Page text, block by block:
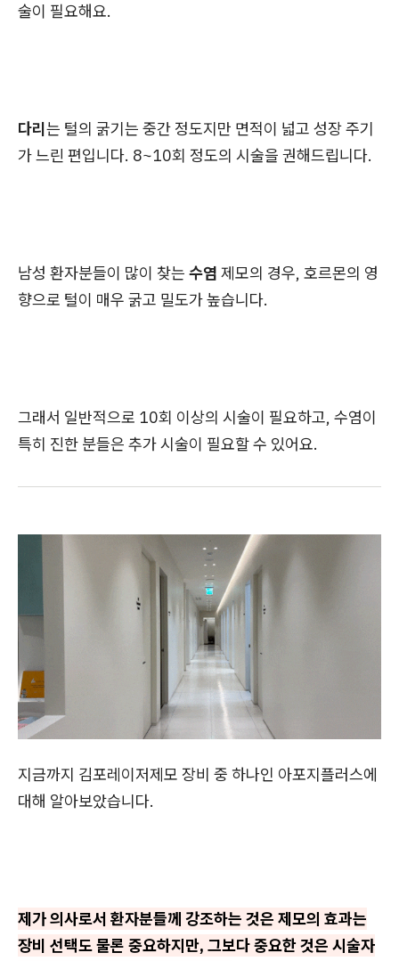
술이 필요해요.
다리는 털의 굵기는 중간 정도지만 면적이 넓고 성장 주기
가 느린 편입니다. 8~10회 정도의 시술을 권해드립니다.
남성 환자분들이 많이 찾는 수염 제모의 경우, 호르몬의 영
향으로 털이 매우 굵고 밀도가 높습니다.
그래서 일반적으로 10회 이상의 시술이 필요하고, 수염이
특히 진한 분들은 추가 시술이 필요할 수 있어요.
지금까지 김포레이저제모 장비 중 하나인 아포지플러스에
대해 알아보았습니다.
제가 의사로서 환자분들께 강조하는 것은 제모의 효과는
장비 선택도 물론 중요하지만, 그보다 중요한 것은 시술자